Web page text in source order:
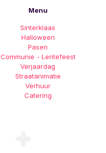
Menu
Sinterklaas
Halloween
Pasen
Communie - Lentefeest
Verjaardag
Straatanimatie
Verhuur
Catering